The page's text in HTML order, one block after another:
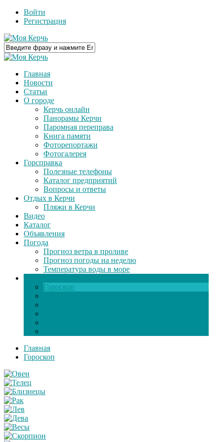
Войти
Регистрация
Главная
Новости
Статьи
О городе
Керчь онлайн
Панорамы Керчи
Паромная переправа
Книга памяти
Фоторепортажи
Фотогалерея
Горсправка
Полезные телефоны
Каталог предприятий
Вопросы и ответы
Отдых в Керчи
Пляжи в Керчи
Видео
Каталог
Объявления
Погода
Прогноз ветра в проливе
Прогноз погоды на неделю
Температура воды в море
Гороскоп
Главная
Гороскоп